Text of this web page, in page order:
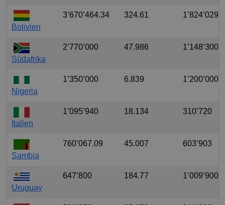
Bolivien
3’670’464.34 324.61 1’824’029
Südafrika
2’770’000 47.986 1’148’300
Nigeria
1’350’000 6.839 1’200’000
Italien
1’095’940 18.134 310’720
Sambia
760’067.09 45.007 603’903
Uruguay
647’800 184.77 1’009’900